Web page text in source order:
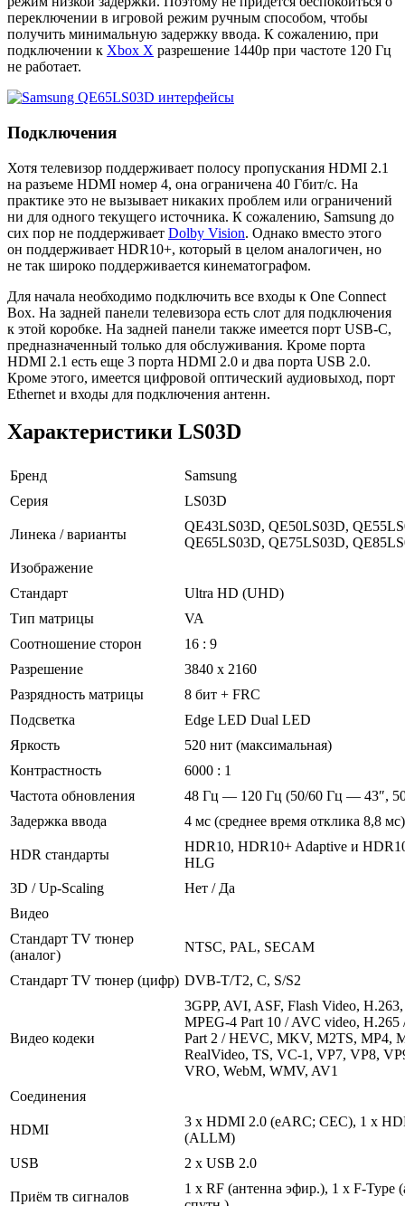
переключении в игровой режим ручным способом, чтобы
получить минимальную задержку ввода. К сожалению, при
подключении к Xbox X разрешение 1440p при частоте 120 Гц
не работает.
Подключения
Хотя телевизор поддерживает полосу пропускания HDMI 2.1
на разъеме HDMI номер 4, она ограничена 40 Гбит/с. На
практике это не вызывает никаких проблем или ограничений
ни для одного текущего источника. К сожалению, Samsung до
сих пор не поддерживает Dolby Vision. Однако вместо этого
он поддерживает HDR10+, который в целом аналогичен, но
не так широко поддерживается кинематографом.
Для начала необходимо подключить все входы к One Connect
Box. На задней панели телевизора есть слот для подключения
к этой коробке. На задней панели также имеется порт USB-C,
предназначенный только для обслуживания. Кроме порта
HDMI 2.1 есть еще 3 порта HDMI 2.0 и два порта USB 2.0.
Кроме этого, имеется цифровой оптический аудиовыход, порт
Ethernet и входы для подключения антенн.
Характеристики LS03D
Бренд
Samsung
Серия
LS03D
Линека / варианты
QE43LS03D, QE50LS03D,
QE65LS03D, QE75LS03D,
Изображение
Стандарт
Ultra HD (UHD)
Тип матрицы
VA
Соотношение сторон
16 : 9
Разрешение
3840 x 2160
Разрядность матрицы
8 бит + FRC
Подсветка
Edge LED Dual LED
Яркость
520 нит (максимальная)
Контрастность
6000 : 1
Частота обновления
48 Гц — 120 Гц (50/60 Гц — 43″,
Задержка ввода
4 мс (среднее время отклика 8,8 мс)
HDR стандарты
HDR10, HDR10+ Adaptive и
HLG
3D / Up-Scaling
Нет / Да
Видео
Стандарт TV тюнер
(аналог)
NTSC, PAL, SECAM
Стандарт TV тюнер (цифр) DVB-T/T2, C, S/S2
Видео кодеки
3GPP, AVI, ASF, Flash Video,
MPEG-4 Part 10 / AVC video,
Part 2 / HEVC, MKV, M2TS, MP4,
RealVideo, TS, VC-1, VP7, VP8,
VRO, WebM, WMV, AV1
Соединения
HDMI
3 x HDMI 2.0 (eARC; CEC), 1 x
(ALLM)
USB
2 x USB 2.0
Приём тв сигналов
1 x RF (антенна эфир.), 1 х F-Type